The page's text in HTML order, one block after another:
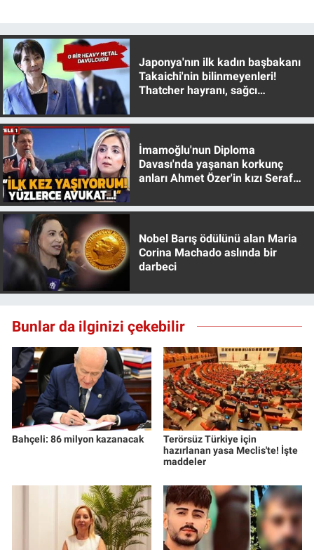
Japonya'nın ilk kadın başbakanı
Takaichi'nin bilinmeyenleri!
Thatcher hayranı, sağcı
İmamoğlu'nun Diploma
Davası'nda yaşanan korkunç
anları Ahmet Özer'in kızı Seraf
Nobel Barış ödülünü alan Maria
Corina Machado aslında bir
darbeci
Bunlar da ilginizi çekebilir
Bahçeli: 86 milyon kazanacak
Terörsüz Türkiye için
hazırlanan yasa Meclis'te! İşte
maddeler
Sağlık
Spor
Teknoloji
Türkiye'nin Geleceği
Türkiye'nin Gündemi
Yerel Gündem
Yerel Yaşam
Canlı Yayın